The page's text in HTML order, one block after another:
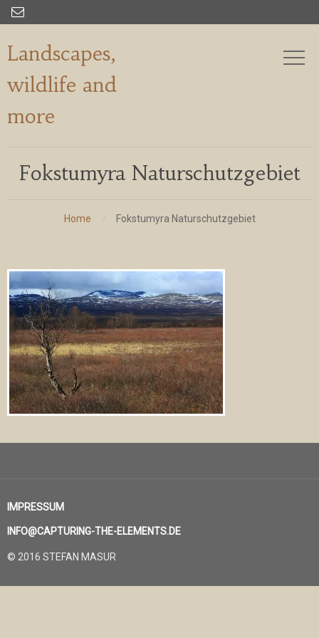

Landscapes,
wildlife and
more
Fokstumyra Naturschutzgebiet
Home Fokstumyra Naturschutzgebiet
IMPRESSUM
INFO@CAPTURING-THE-ELEMENTS.DE
© 2016 STEFAN MASUR